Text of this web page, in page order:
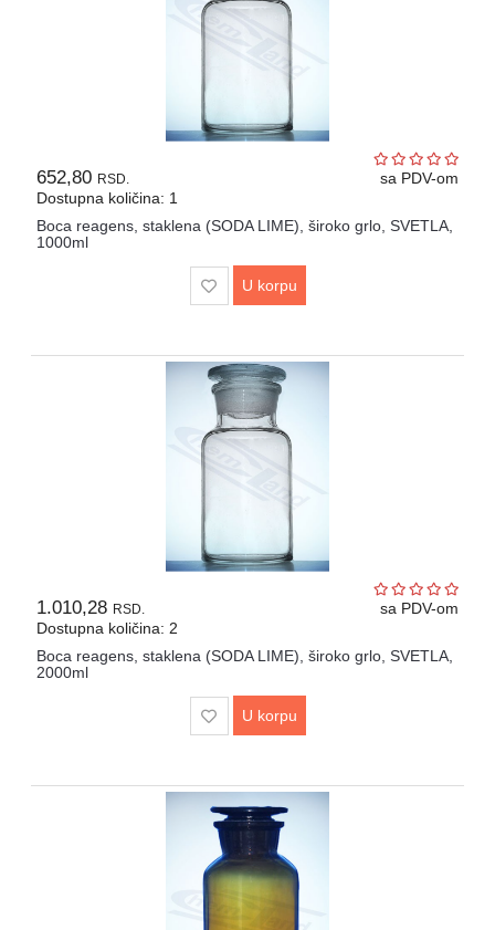
652,80 RSD.
sa PDV-om
Dostupna količina: 1
Boca reagens, staklena (SODA LIME), široko grlo, SVETLA,
1000ml
U korpu
1.010,28 RSD.
sa PDV-om
Dostupna količina: 2
Boca reagens, staklena (SODA LIME), široko grlo, SVETLA,
2000ml
U korpu